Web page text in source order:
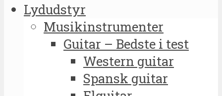
Lydudstyr
Musikinstrumenter
Guitar – Bedste i test
Western guitar
Spansk guitar